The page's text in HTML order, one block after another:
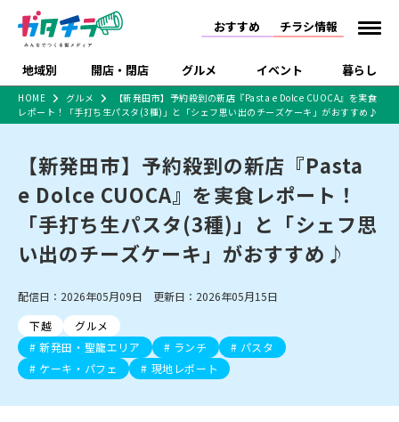
おすすめ チラシ情報
地域別 開店・閉店 グルメ イベント 暮らし
新潟市 下越
中越 上越
新潟市中央区 新潟市東区 新潟市西区
新潟市南区
新潟市江南区 新潟市秋葉区
新潟市西蒲区
開店 閉店
リニューアル・移転 休業 開店まとめ
閉店まとめ
新潟市・開店
新潟市・閉店
長岡市・開店
ラーメン 現地レポート
和食 洋食
ご当地グルメ 食べ歩き テイクアウト
カフェ
居酒屋・バー 焼肉
パスタ
体験・販売 祭り・伝統行事
趣味・展示会 ライブ・コンサート
にいがた酒の陣・新潟
セミナー・講演会 子ども向け
住宅展示場
完成見学会 学生スポーツ アルビレックス
施設・ショップ
住宅メーカー・工務
店
食品メーカー・県産
品
観光スポット
リラクゼーション・整体
スキー場
リユース・買取
病院・クリニック
イオンモール
ビルボードプレイスBP
新潟伊勢丹
ピア万代
特売セール インタビュー
特集・まとめ記事
セツコママ 新潟人
キャンペーン
開店まとめ
閉店まとめ 人気記事まとめ
ラーメンまとめ
食品スーパー・コンビ
戸建住宅・マンショ
ショッピングモール・
大型施設
ドラッグストア・ホーム
センター
インテリア・雑貨
外食・テイクアウト
新車・中古車・カー用品
旅行・レジャー
HOME グルメ
【新発田市】予約殺到の新店『Pasta e Dolce CUOCA』を実食
レポート！「手打ち生パスタ(3種)」と「シェフ思い出のチーズケーキ」がおすすめ♪
【新発田市】予約殺到の新店『Pasta
e Dolce CUOCA』を実食レポート！
「手打ち生パスタ(3種)」と「シェフ思
い出のチーズケーキ」がおすすめ♪
配信日：2026年05月09日 更新日：2026年05月15日
下越
グルメ
新発田・聖籠エリア
ランチ
パスタ
ケーキ・パフェ
現地レポート